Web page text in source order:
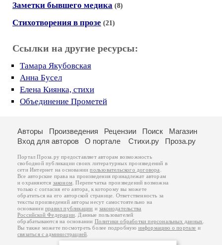
Заметки бывшего медика (8)
Стихотворения в прозе (21)
Ссылки на другие ресурсы:
Тамара Якубовская
Анна Бусел
Елена Киянка, стихи
Объединение Прометей
Авторы Произведения Рецензии Поиск
Магазин
Вход для авторов
О портале Стихи.ру Проза.ру
Портал Проза.ру предоставляет авторам возможность
свободной публикации своих литературных произведений в
сети Интернет на основаниипользовательского договора
Все авторские права на произведения принадлежат авторам
и охраняются законом . Перепечатка произведений возможна
только с согласия его автора, к которому вы можете
обратиться на его авторской странице. Ответственность за
тексты произведений авторы несут самостоятельно на
основанииправил публикации изаконодательства
Российской Федерации . Данные пользователей
обрабатываются на основании Политики обработки персональных данных
Вы также можете посмотреть более подробную информацию о портале и
связаться с администрацией